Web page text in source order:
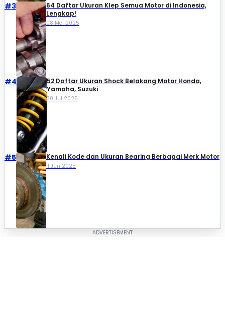
#3
64 Daftar Ukuran Klep Semua Motor di Indonesia,
Lengkap!
08 Mei 2025
#4
52 Daftar Ukuran Shock Belakang Motor Honda,
Yamaha, Suzuki​
30 Jul 2025
#5 Kenali Kode dan Ukuran Bearing Berbagai Merk Motor
11 Jun 2025